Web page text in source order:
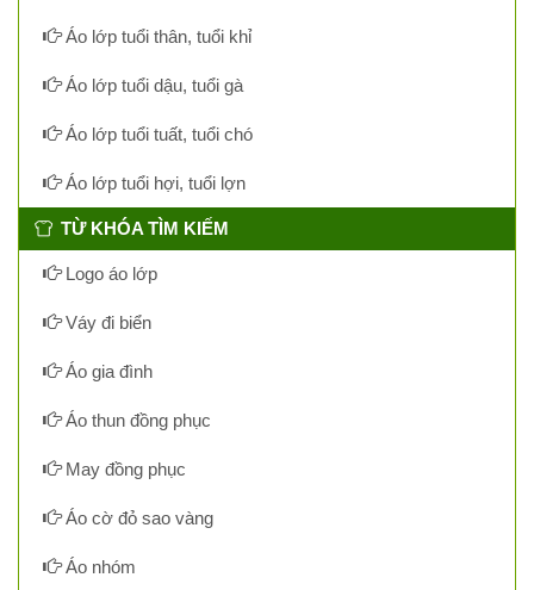
Áo lớp tuổi thân, tuổi khỉ
Áo lớp tuổi dậu, tuổi gà
Áo lớp tuổi tuất, tuổi chó
Áo lớp tuổi hợi, tuổi lợn
TỪ KHÓA TÌM KIẾM
Logo áo lớp
Váy đi biển
Áo gia đình
Áo thun đồng phục
May đồng phục
Áo cờ đỏ sao vàng
Áo nhóm